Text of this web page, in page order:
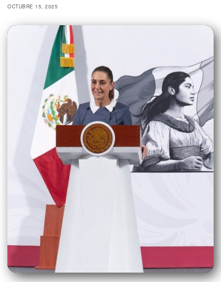
OCTUBRE 15, 2025